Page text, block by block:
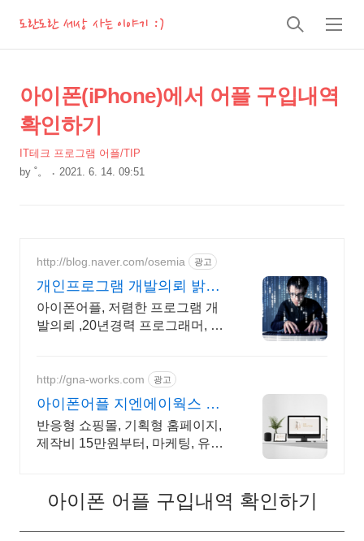
도란도란 세상 사는 이야기 :)
검
메
상
세
컨
텐
츠
본
제
목
아이폰(iPhone)에서 어플 구입내역
확인하기
IT테크 프로그램 어플/TIP
by ˚。 2021. 6. 14. 09:51
http://blog.naver.com/osemia 광고
개인프로그램 개발의뢰 밝은
터
아이폰어플, 저렴한 프로그램 개
발의뢰 ,20년경력 프로그래머, 책
http://gna-works.com 광고
아이폰어플 지엔에이웍스 제
작비용 최저 15만원부터!
반응형 쇼핑몰, 기획형 홈페이지,
제작비 15만원부터, 마케팅, 유지
아이폰 어플 구입내역 확인하기